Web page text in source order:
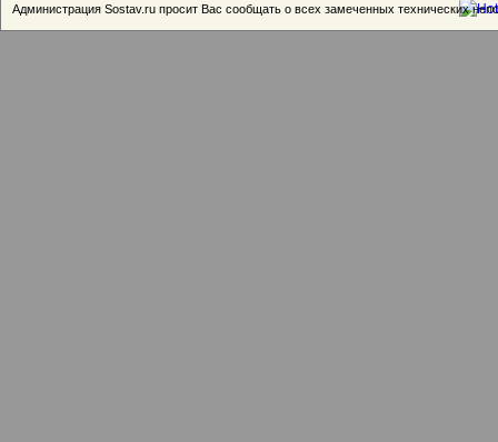
Администрация Sostav.ru просит Вас сообщать о всех замеченных технических